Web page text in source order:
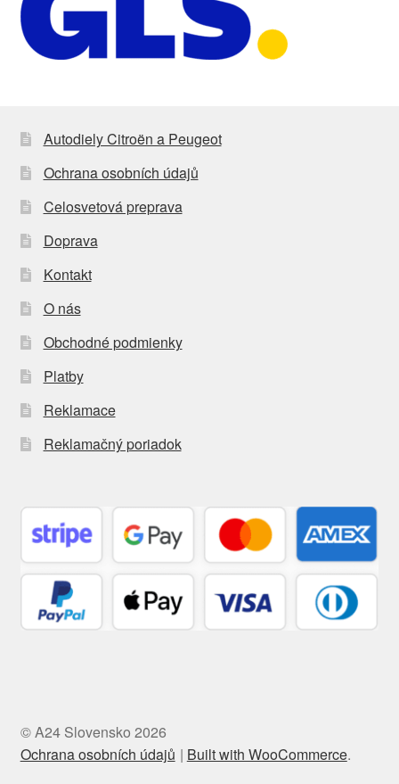
Autodiely Citroën a Peugeot
Ochrana osobních údajů
Celosvetová preprava
Doprava
Kontakt
O nás
Obchodné podmienky
Platby
Reklamace
Reklamačný poriadok
© A24 Slovensko 2026
Ochrana osobních údajů
Built with WooCommerce.